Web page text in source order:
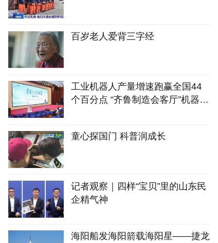
百岁老人爱背三字经
工业机器人产量增速跑赢全国44
个百分点 “齐鲁制造会客厅”机器人
童心探国门 科普润成长
记者观察｜四样“宝贝”里的山东民
企精气神
海阳船发海阳箭载海阳星——捷龙